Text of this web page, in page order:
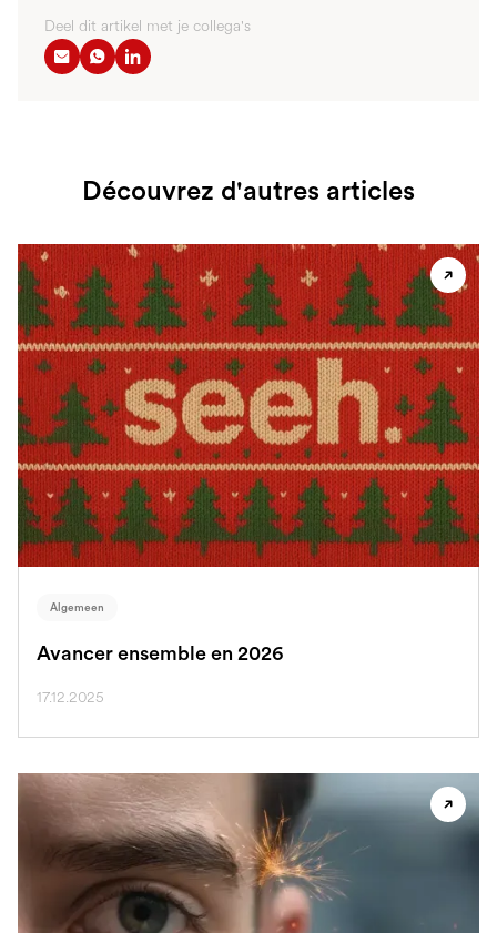
Deel dit artikel met je collega's
Découvrez d'autres articles
Algemeen
Avancer ensemble en 2026
17.12.2025